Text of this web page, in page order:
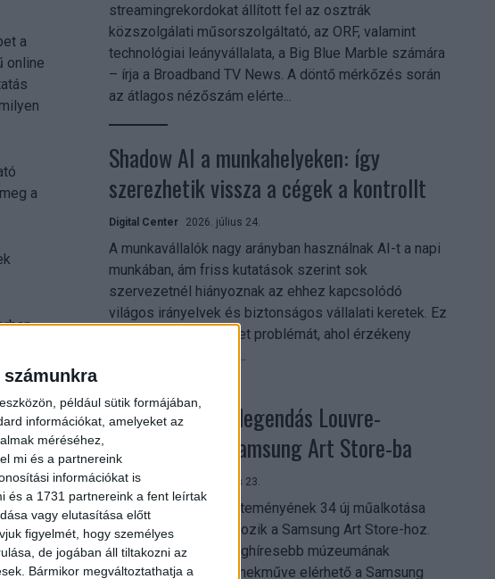
például sütik formájában,
információkat, amelyeket az
méréséhez,
mi és a partnereink
információkat is
és a 1731 partnereink a fent leírtak
vagy elutasítása előtt
figyelmét, hogy személyes
de jogában áll tiltakozni az
Bármikor megváltoztathatja a
a
online
a
streamingrekordokat állított fel az osztrák
közszolgálati műsorszolgáltató, az ORF, valamint
technológiai leányvállalata, a Big Blue Marble számára
– írja a Broadband TV News. A döntő mérkőzés során
az átlagos nézőszám elérte...
Shadow AI a munkahelyeken: így
szerezhetik vissza a cégek a kontrollt
Digital Center 2026. július 24.
A munkavállalók nagy arányban használnak AI-t a napi
munkában, ám friss kutatások szerint sok
szervezetnél hiányoznak az ehhez kapcsolódó
világos irányelvek és biztonságos vállalati keretek. Ez
különösen ott jelenthet problémát, ahol érzékeny
üzleti információkkal...
Megérkezett a legendás Louvre-
gyűjtemény a Samsung Art Store-ba
Digital Center 2026. július 23.
A párizsi Louvre gyűjteményének 34 új műalkotása
most először csatlakozik a Samsung Art Store-hoz.
Ezzel a világ egyik leghíresebb múzeumának
összesen már 51 remekműve elérhető a Samsung